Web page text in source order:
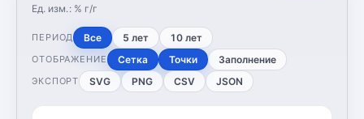
Ед. изм.: % г/г
ПЕРИОД Все 5 лет 10 лет
ОТОБРАЖЕНИЕ Сетка Точки Заполнение
ЭКСПОРТ SVG PNG CSV JSON